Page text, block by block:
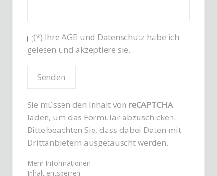
(*) Ihre AGB und Datenschutz habe ich
gelesen und akzeptiere sie.
Sie müssen den Inhalt von reCAPTCHA
laden, um das Formular abzuschicken.
Bitte beachten Sie, dass dabei Daten mit
Drittanbietern ausgetauscht werden.
Mehr Informationen
Inhalt entsperren